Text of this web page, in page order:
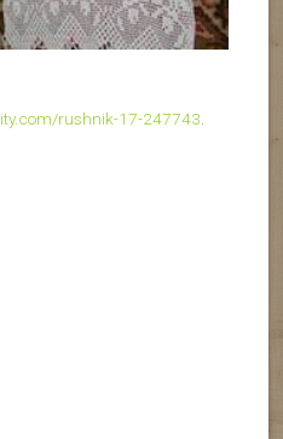
rushnik-17-247743